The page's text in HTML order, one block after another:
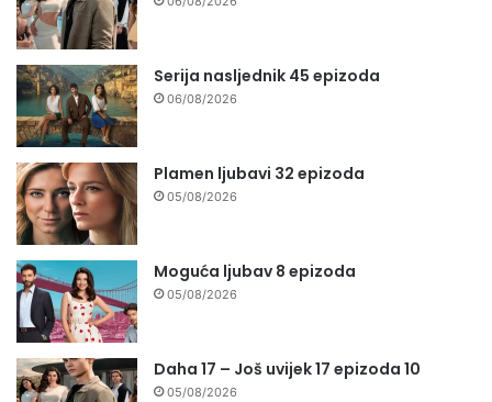
Serija nasljednik 45 epizoda
06/08/2026
Plamen ljubavi 32 epizoda
05/08/2026
Moguća ljubav 8 epizoda
05/08/2026
Daha 17 – Još uvijek 17 epizoda 10
05/08/2026